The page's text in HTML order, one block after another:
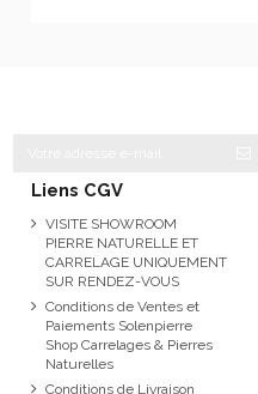
Liens CGV
VISITE SHOWROOM
PIERRE NATURELLE ET
CARRELAGE UNIQUEMENT
SUR RENDEZ-VOUS
Conditions de Ventes et
Paiements Solenpierre
Shop Carrelages & Pierres
Naturelles
Conditions de Livraison